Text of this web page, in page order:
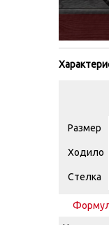
Размер
Ходило
Стелка